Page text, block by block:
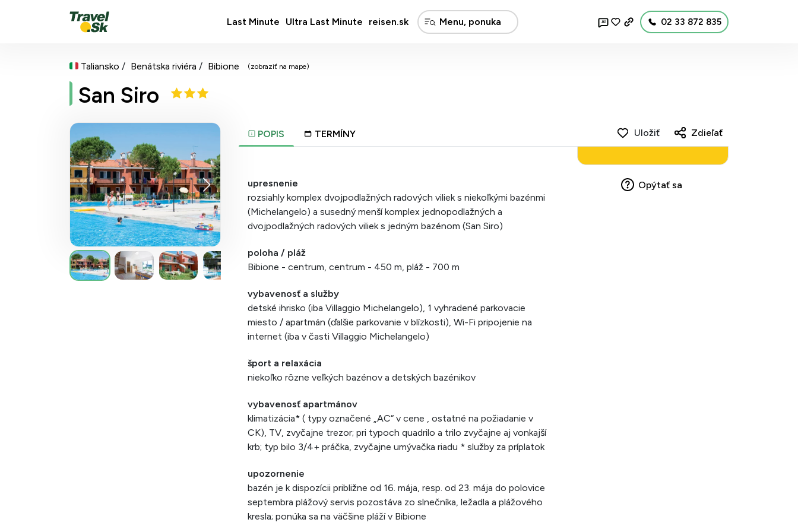
Last Minute Ultra Last Minute reisen.sk AI 02 33 872 835
Taliansko Benátska riviéra Bibione (zobraziť na mape)
San Siro
POPIS TERMÍNY
upresnenie
rozsiahly komplex dvojpodlažných radových viliek s niekoľkými bazénmi
(Michelangelo) a susedný menší komplex jednopodlažných a
dvojpodlažných radových viliek s jedným bazénom (San Siro)
poloha / pláž
Bibione - centrum, centrum - 450 m, pláž - 700 m
vybavenosť a služby
detské ihrisko (iba Villaggio Michelangelo), 1 vyhradené parkovacie
miesto / apartmán (ďalšie parkovanie v blízkosti), Wi-Fi pripojenie na
internet (iba v časti Villaggio Michelangelo)
šport a relaxácia
niekoľko rôzne veľkých bazénov a detských bazénikov
vybavenosť apartmánov
klimatizácia* ( typy označené „AC“ v cene , ostatné na požiadanie v
CK), TV, zvyčajne trezor; pri typoch quadrilo a trilo zvyčajne aj vonkajší
krb; typ bilo 3/4+ práčka, zvyčajne umývačka riadu * služby za príplatok
upozornenie
bazén je k dispozícii približne od 16. mája, resp. od 23. mája do polovice
septembra plážový servis pozostáva zo slnečníka, ležadla a plážového
kresla; ponúka sa na väčšine pláží v Bibione
Uložiť Zdieľať
Opýtať sa